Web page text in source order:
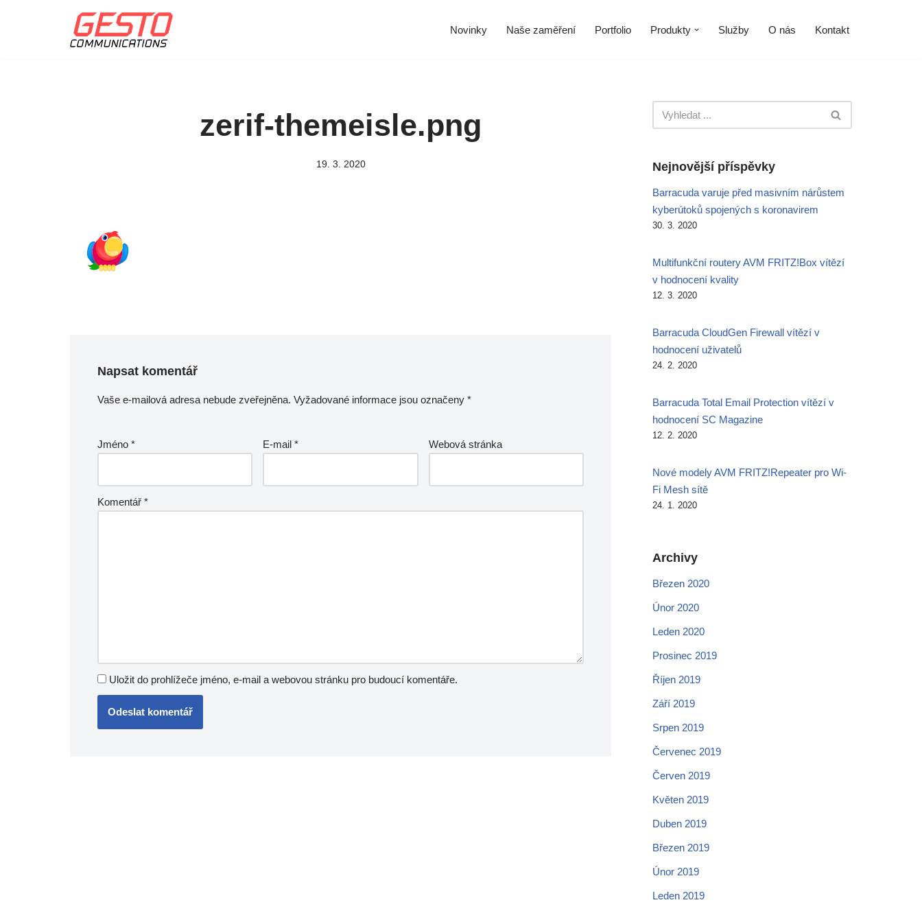
Novinky Naše zaměření Portfolio Produkty Služby O nás Kontakt
zerif-themeisle.png
19. 3. 2020
Napsat komentář
Vaše e-mailová adresa nebude zveřejněna. Vyžadované informace jsou označeny *
Jméno * E-mail* Webová stránka
Komentář *
Uložit do prohlížeče jméno, e-mail a webovou stránku pro budoucí komentáře.
Nejnovější příspěvky
Barracuda varuje před masivním nárůstem
kyberútoků spojených s koronavirem
30. 3. 2020
Multifunkční routery AVM FRITZ!Box vítězí
v hodnocení kvality
12. 3. 2020
Barracuda CloudGen Firewall vítězí v
hodnocení uživatelů
24. 2. 2020
Barracuda Total Email Protection vítězí v
hodnocení SC Magazine
12. 2. 2020
Nové modely AVM FRITZ!Repeater pro Wi-
Fi Mesh sítě
24. 1. 2020
Archivy
Březen 2020
Únor 2020
Leden 2020
Prosinec 2019
Říjen 2019
Září 2019
Srpen 2019
Červenec 2019
Červen 2019
Květen 2019
Duben 2019
Březen 2019
Únor 2019
Leden 2019